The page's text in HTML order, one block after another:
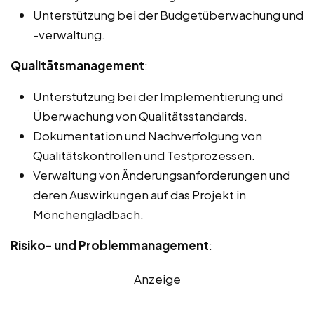
Unterstützung bei der Budgetüberwachung und
-verwaltung.
Qualitätsmanagement:
Unterstützung bei der Implementierung und
Überwachung von Qualitätsstandards.
Dokumentation und Nachverfolgung von
Qualitätskontrollen und Testprozessen.
Verwaltung von Änderungsanforderungen und
deren Auswirkungen auf das Projekt in
Mönchengladbach.
Risiko- und Problemmanagement:
Anzeige